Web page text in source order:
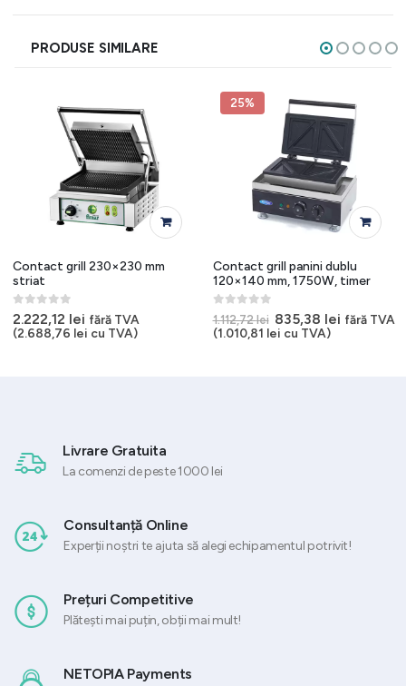
PRODUSE SIMILARE
Contact grill 230×230 mm
striat
0out of 5
2.222,12 lei fără TVA
(2.688,76 lei cu TVA)
25%
Contact grill panini dublu
120×140 mm, 1750W, timer
0 out of 5
1.112,72lei Prețul
inițial
835,38 lei Prețul
fără TVA
(1.010,81 lei cu TVA)
Livrare Gratuita
La comenzi de peste 1000 lei
Consultanță Online
Experții noștri te ajuta să alegi echipamentul potrivit!
Prețuri Competitive
Plătești mai puțin, obții mai mult!
NETOPIA Payments